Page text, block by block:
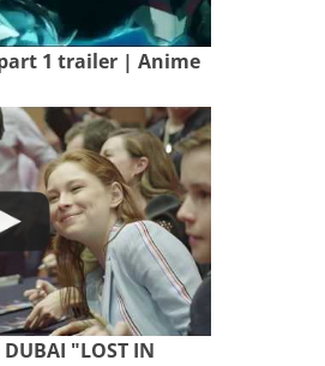
1 trailer | Anime
"LOST IN